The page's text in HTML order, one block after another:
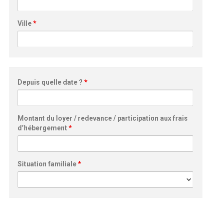
Ville*
Depuis quelle date ? *
Montant du loyer / redevance / participation aux frais
d’hébergement*
Situation familiale*